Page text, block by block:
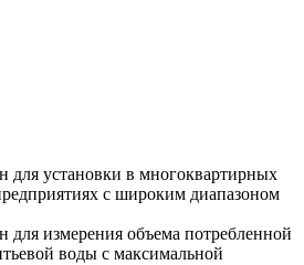
для установки в многоквартирных
с широким диапазоном
для измерения объема потребленной
воды с максимальной